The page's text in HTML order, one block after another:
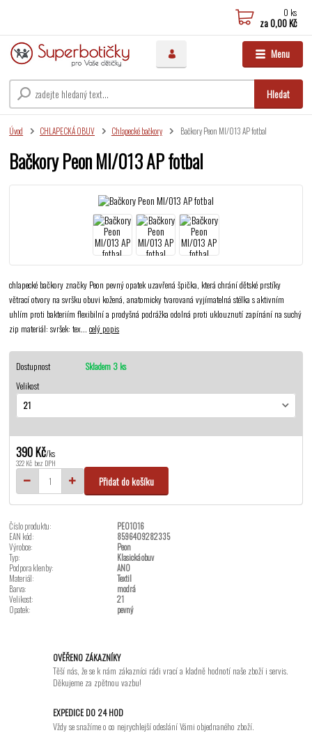
Menu
Hledat
0 ks
za0,00 Kč
Úvod CHLAPECKÁ OBUV Chlapecké bačkory Bačkory Peon MI/013 AP fotbal
Bačkory Peon MI/013 AP fotbal
chlapecké bačkory značky Peon pevný opatek uzavřená špička, která chrání dětské prstíky
větrací otvory na svršku obuvi kožená, anatomicky tvarovaná vyjímatelná stélka s aktivním
uhlím proti bakteriím flexibilní a prodyšná podrážka odolná proti uklouznutí zapínání na suchý
zip materiál: svršek: tex...celý popis
Dostupnost
Skladem 3 ks
Velikost
390 Kč/ks
322 Kč bez DPH
Přidat do košíku
Číslo produktu:
PEO1016
EAN kód:
8596409282335
Výrobce:
Peon
Typ:
Klasická obuv
Podpora klenby:
ANO
Materiál:
Textil
Barva:
modrá
Velikost:
21
Opatek:
pevný
OVĚŘENO ZÁKAZNÍKY
Těší nás, že se k nám zákazníci rádi vrací a kladně hodnotí naše zboží i servis.
Děkujeme za zpětnou vazbu!
EXPEDICE DO 24 HOD
Vždy se snažíme o co nejrychlejší odeslání Vámi objednaného zboží.